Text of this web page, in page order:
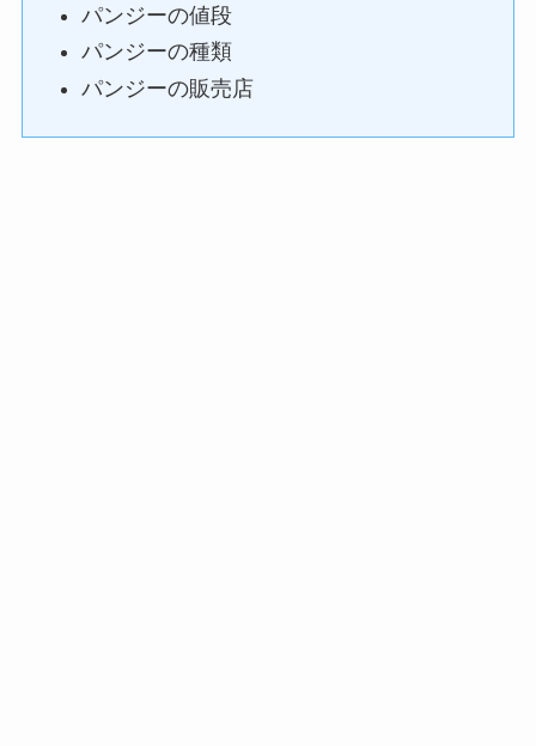
パンジーの値段
パンジーの種類
パンジーの販売店